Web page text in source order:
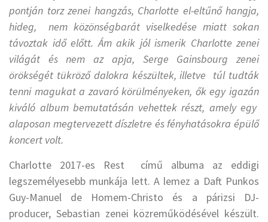
pontján torz zenei hangzás, Charlotte el-eltűnő hangja,
hideg, nem közönségbarát viselkedése miatt sokan
távoztak idő előtt. Ám akik jól ismerik Charlotte zenei
világát és nem az apja, Serge Gainsbourg zenei
örökségét tükröző dalokra készültek, illetve túl tudták
tenni magukat a zavaró körülményeken, ők egy igazán
kiváló album bemutatásán vehettek részt, amely egy
alaposan megtervezett díszletre és fényhatásokra épülő
koncert volt.
Charlotte 2017-es Rest című albuma az eddigi
legszemélyesebb munkája lett. A lemez a Daft Punkos
Guy-Manuel de Homem-Christo és a párizsi DJ-
producer, Sebastian zenei közreműködésével készült.